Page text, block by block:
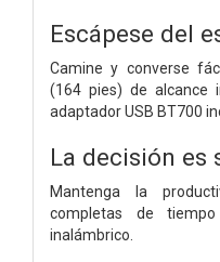
Escápese del
Camine y converse
(164 pies) de alcance
adaptador USB BT700
La decisión es
Mantenga la
completas de
inalámbrico.